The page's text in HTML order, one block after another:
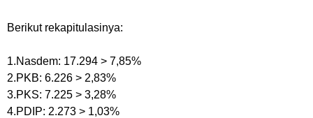
Berikut rekapitulasinya:
1.Nasdem: 17.294 > 7,85%
2.PKB: 6.226 > 2,83%
3.PKS: 7.225 > 3,28%
4.PDIP: 2.273 > 1,03%